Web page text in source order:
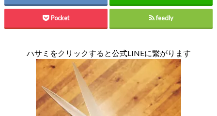
Pocket feedly
ハサミをクリックすると公式LINEに繋がります